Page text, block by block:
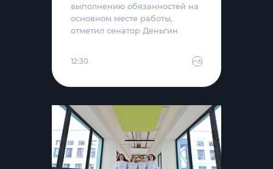
выполнению обязанностей на
основном месте работы,
отметил сенатор Деньгин
12:30